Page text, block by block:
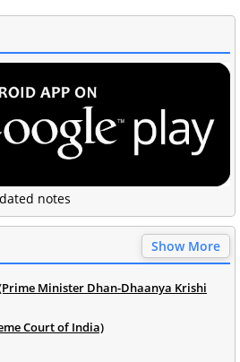
notes
Show More
(Prime Minister Dhan-Dhaanya Krishi
Court of India)